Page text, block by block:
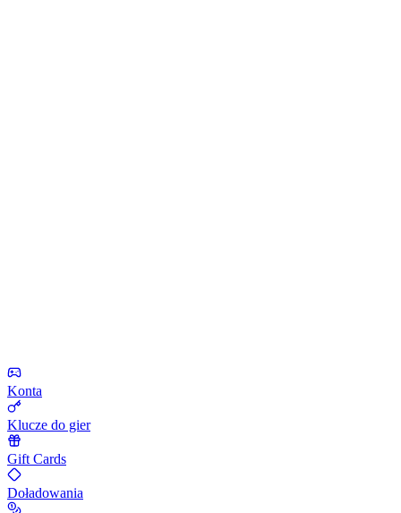
Konta
Klucze do gier
Gift Cards
Doładowania